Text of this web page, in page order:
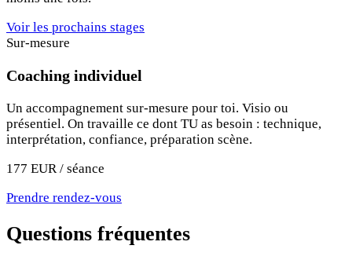
Voir les prochains stages
Sur-mesure
Coaching individuel
Un accompagnement sur-mesure pour toi. Visio ou
présentiel. On travaille ce dont TU as besoin : technique,
interprétation, confiance, préparation scène.
177 EUR / séance
Prendre rendez-vous
Questions fréquentes